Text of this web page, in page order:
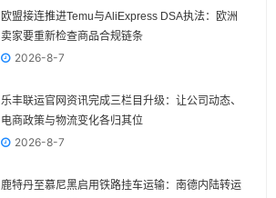
欧盟接连推进Temu与AliExpress DSA执法：欧洲
卖家要重新检查商品合规链条
2026-8-7
乐丰联运官网资讯完成三栏目升级：让公司动态、
电商政策与物流变化各归其位
2026-8-7
鹿特丹至慕尼黑启用铁路挂车运输：南德内陆转运